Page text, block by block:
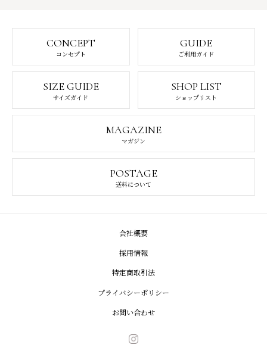
CONCEPT
コンセプト
GUIDE
ご利用ガイド
SIZE GUIDE
サイズガイド
SHOP LIST
ショップリスト
MAGAZINE
マガジン
POSTAGE
送料について
会社概要
採用情報
特定商取引法
プライバシーポリシー
お問い合わせ